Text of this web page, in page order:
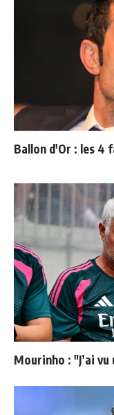
Ballon d'Or : les 4
Mourinho : "J’ai